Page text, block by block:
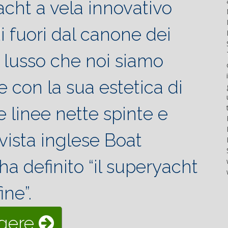
a vela innovativo
fuori dal canone dei
che noi siamo
con la sua estetica di
linee nette spinte e
inglese Boat
definito “il superyacht
“Yacht
gli
di
barche
prestazioni,
done
certain
conditions
The
syntax
is
essential...
arranger
parts of
the
The
in my
opinion
have...
gearing
up for
which
will...